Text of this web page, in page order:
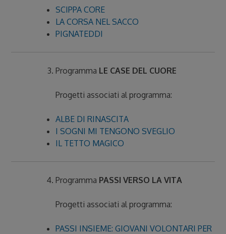
SCIPPA CORE
LA CORSA NEL SACCO
PIGNATEDDI
Programma LE CASE DEL CUORE
Progetti associati al programma:
ALBE DI RINASCITA
I SOGNI MI TENGONO SVEGLIO
IL TETTO MAGICO
Programma PASSI VERSO LA VITA
Progetti associati al programma:
PASSI INSIEME: GIOVANI VOLONTARI PER